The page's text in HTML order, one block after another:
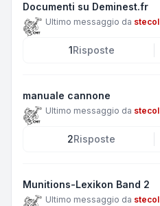
Documenti su Deminest.fr
Ultimo messaggio da stecol
1Risposte
manuale cannone
Ultimo messaggio da stecol
2Risposte
Munitions-Lexikon Band 2
Ultimo messaggio da stecol